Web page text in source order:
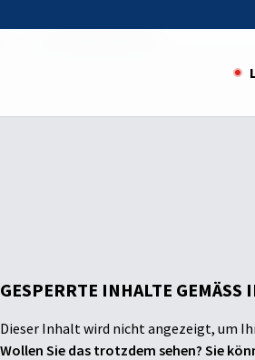
GESPERRTE INHALTE GEMÄSS
Dieser Inhalt wird nicht angezeigt, um
Wollen Sie das trotzdem sehen? Sie